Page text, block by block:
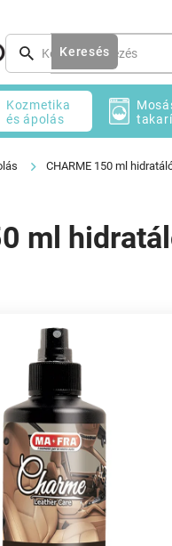
Keresés
Kozmetika
és ápolás
CHARME 150 ml
ml